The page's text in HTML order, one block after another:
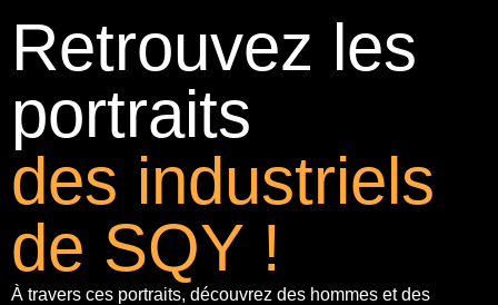
Retrouvez les
portraits
des industriels
de SQY !
À travers ces portraits, découvrez des hommes et des